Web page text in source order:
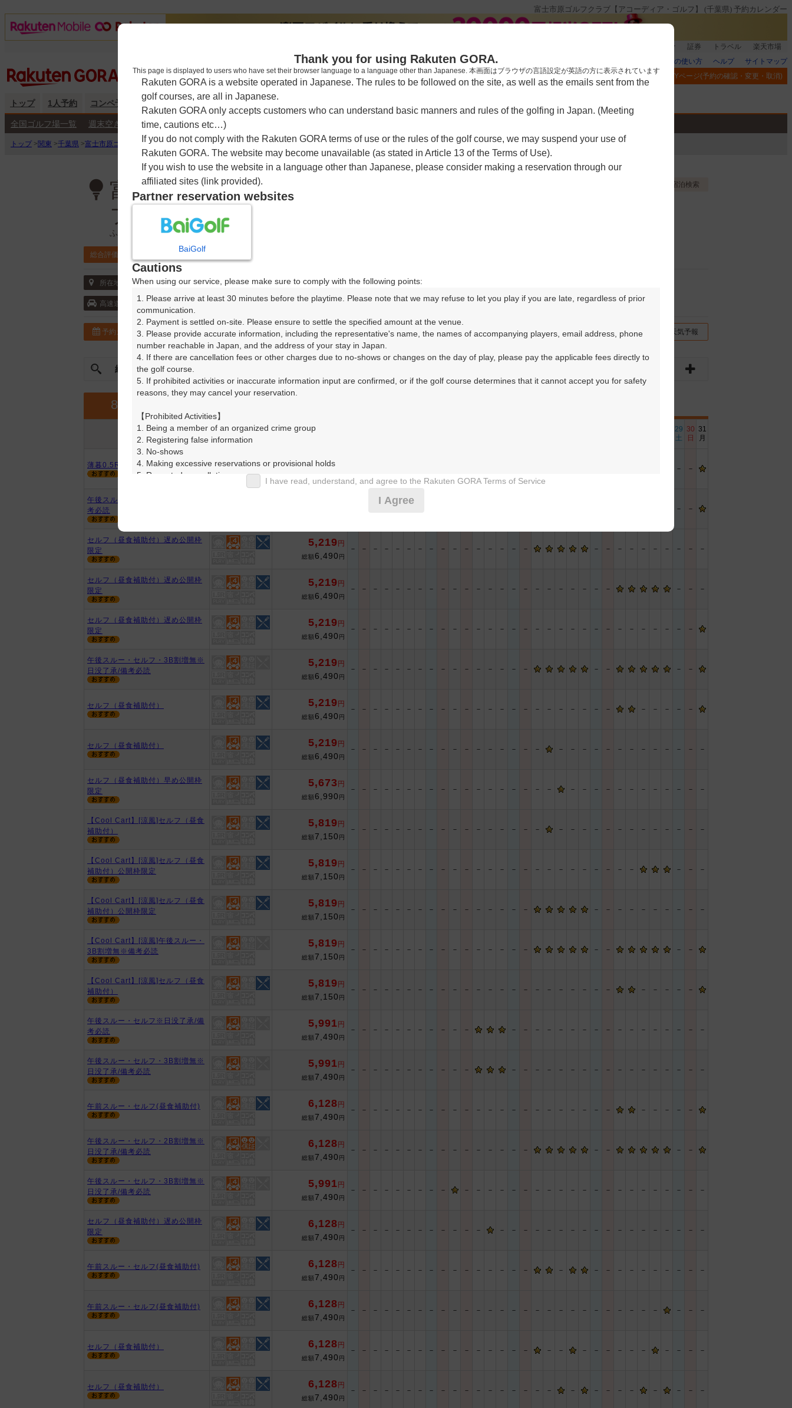
富士市原ゴルフクラブ【アコーディア・ゴルフ】 (千葉県) 予約カレンダー
証券 トラベル
楽天市場
楽天GORAの使い方
ヘルプ
サイトマップ
閲覧履歴
お気に入り MYページ(予約の確認・変更・取消)
トップ 1人予約 コンペ予約 海外予約 キャンペーン
全国ゴルフ場一覧 週末空き枠検索 平日空き枠検索
トップ > 関東 >千葉県 >富士市原ゴルフクラブ【アコーディア・ゴルフ】 > 予約カレンダー
富士市原ゴルフクラブ【アコーディア・ゴル
フ】
ふじいちはらごるふくらぶ
宿泊検索
総合評価 4.0
所在地 〒290-0528 千葉県 市原市古敷谷権現代1685
高速道 首都圏中央連絡自動車道・市原鶴舞 10km以内
予約カレンダー コースガイド コースレイアウト フォトギャラリー ドローンギャラリー クチコミ 交通情報（地図） 天気予報
絞込み 曜日やスタート時間を指定して、ご希望のプランを絞り込むことができます。
8月
プラン内容
アイコンの説明
8月の料金
29
土
30
日
31
月
薄暮0.5R※2B割増無/日没了承 3,173
－ －
午後スルー・セルフ※日没了承/備
考必読
－ － －
セルフ（昼食補助付）遅め公開枠
限定
5,219 円
総額 6,490 円
－ － － － － － － － － － － － － － － － － － － － － － － － － －
セルフ（昼食補助付）遅め公開枠
限定
5,219 円
総額 6,490 円
－ － － － － － － － － － － － － － － － － － － － － － － － － －
セルフ（昼食補助付）遅め公開枠
限定
5,219 円
総額 6,490 円
－ － － － － － － － － － － － － － － － － － － － － － － － － － － － － －
午後スルー・セルフ・3B割増無※
日没了承/備考必読
5,219 円
総額 6,490 円
－ － － － － － － － － － － － － － － － － － － －
セルフ（昼食補助付） 5,219 円
総額 6,490 円
－ － － － － － － － － － － － － － － － － － － － － － － － － － － －
セルフ（昼食補助付） 5,219 円
総額 6,490 円
－ － － － － － － － － － － － － － － － － － － － － － － － － － － － － －
セルフ（昼食補助付）早め公開枠
限定
5,673 円
総額 6,990 円
－ － － － － － － － － － － － － － － － － － － － － － － － － － － － － －
【Cool Cart】[涼風]セルフ（昼食
補助付）
5,819 円
総額 7,150 円
－ － － － － － － － － － － － － － － － － － － － － － － － － － － － － －
【Cool Cart】[涼風]セルフ（昼食
補助付）公開枠限定
5,819 円
総額 7,150 円
－ － － － － － － － － － － － － － － － － － － － － － － － － － － －
【Cool Cart】[涼風]セルフ（昼食
補助付）公開枠限定
5,819 円
総額 7,150 円
－ － － － － － － － － － － － － － － － － － － － － － － － － －
【Cool Cart】[涼風]午後スルー・
3B割増無※備考必読
5,819 円
総額 7,150 円
－ － － － － － － － － － － － － － － － － － － －
【Cool Cart】[涼風]セルフ（昼食
補助付）
5,819 円
総額 7,150 円
－ － － － － － － － － － － － － － － － － － － － － － － － － － － －
午後スルー・セルフ※日没了承/備
考必読
5,991 円
総額 7,490 円
－ － － － － － － － － － － － － － － － － － － － － － － － － － － －
午後スルー・セルフ・3B割増無※
日没了承/備考必読
5,991 円
総額 7,490 円
－ － － － － － － － － － － － － － － － － － － － － － － － － － － －
午前スルー・セルフ(昼食補助付) 6,128 円
総額 7,490 円
－ － － － － － － － － － － － － － － － － － － － － － － － － － － －
午後スルー・セルフ・2B割増無※
日没了承/備考必読
6,128 円
総額 7,490 円
－ － － － － － － － － － － － － － － － － － － －
午後スルー・セルフ・3B割増無※
日没了承/備考必読
5,991 円
総額 7,490 円
－ － － － － － － － － － － － － － － － － － － － － － － － － － － － － －
セルフ（昼食補助付）遅め公開枠
限定
6,128 円
総額 7,490 円
－ － － － － － － － － － － － － － － － － － － － － － － － － － － － － －
午前スルー・セルフ(昼食補助付) 6,128 円
総額 7,490 円
－ － － － － － － － － － － － － － － － － － － － － － － － － － －
午前スルー・セルフ(昼食補助付) 6,128 円
総額 7,490 円
－ － － － － － － － － － － － － － － － － － － － － － － － － － － － － －
セルフ（昼食補助付） 6,128 円
総額 7,490 円
－ － － － － － － － － － － － － － － － － － － － － － － － － － － －
セルフ（昼食補助付） 6,128 円
総額 7,490 円
－ － － － － － － － － － － － － － － － － － － － － － － － － － －
Thank you for using Rakuten GORA.
This page is displayed to users who have set their browser language to a language other than Japanese. 本画面はブラウザの言語設定が英語の方に表示されています
Rakuten GORA is a website operated in Japanese. The rules to be followed on the site, as well as the emails sent from the
golf courses, are all in Japanese.
Rakuten GORA only accepts customers who can understand basic manners and rules of the golfing in Japan. (Meeting
time, cautions etc…)
If you do not comply with the Rakuten GORA terms of use or the rules of the golf course, we may suspend your use of
Rakuten GORA. The website may become unavailable (as stated in Article 13 of the Terms of Use).
If you wish to use the website in a language other than Japanese, please consider making a reservation through our
affiliated sites (link provided).
Partner reservation websites
BaiGolf
Cautions
When using our service, please make sure to comply with the following points:
1. Please arrive at least 30 minutes before the playtime. Please note that we may refuse to let you play if you are late, regardless of prior
communication.
2. Payment is settled on-site. Please ensure to settle the specified amount at the venue.
3. Please provide accurate information, including the representative's name, the names of accompanying players, email address, phone
number reachable in Japan, and the address of your stay in Japan.
4. If there are cancellation fees or other charges due to no-shows or changes on the day of play, please pay the applicable fees directly to
the golf course.
5. If prohibited activities or inaccurate information input are confirmed, or if the golf course determines that it cannot accept you for safety
reasons, they may cancel your reservation.
【Prohibited Activities】
1. Being a member of an organized crime group
2. Registering false information
3. No-shows
4. Making excessive reservations or provisional holds
5. Repeated cancellations
6. Violating laws and regulations
7. Causing inconvenience to others during play (e.g., delaying play, ignoring rules, manners, or warnings)
We appreciate your understanding and cooperation regarding the above points.
I have read, understand, and agree to the Rakuten GORA Terms of Service
I Agree